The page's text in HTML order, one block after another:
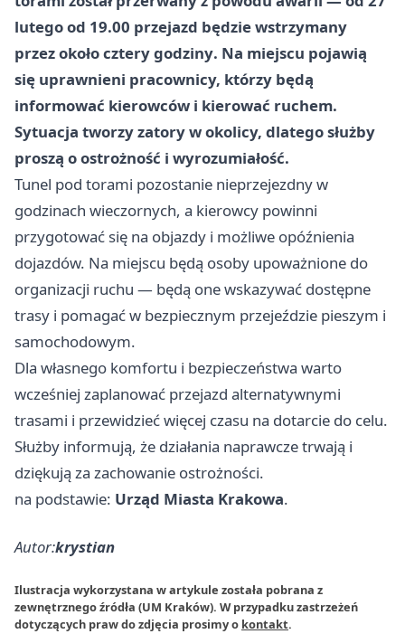
lutegood 19.00 przejazd będzie wstrzymany
przezokoło cztery godziny. Na miejscu pojawią
się uprawnieni pracownicy, którzy będą
informować kierowców i kierować ruchem.
Sytuacja tworzy zatory w okolicy, dlatego służby
proszą o ostrożność i wyrozumiałość.
Tunel pod torami pozostanie nieprzejezdny w
godzinach wieczornych, a kierowcy powinni
przygotować się na objazdy i możliwe opóźnienia
dojazdów. Na miejscu będą osoby upoważnione do
organizacji ruchu — będą one wskazywać dostępne
trasy i pomagać w bezpiecznym przejeździe pieszym i
samochodowym.
Dla własnego komfortu i bezpieczeństwa warto
wcześniej zaplanować przejazd alternatywnymi
trasami i przewidzieć więcej czasu na dotarcie do celu.
Służby informują, że działania naprawcze trwają i
dziękują za zachowanie ostrożności.
na podstawie: Urząd Miasta Krakowa.
Autor:krystian
Ilustracja wykorzystana w artykule została pobrana z
zewnętrznego źródła (UM Kraków). W przypadku zastrzeżeń
dotyczących praw do zdjęcia prosimy o kontakt.